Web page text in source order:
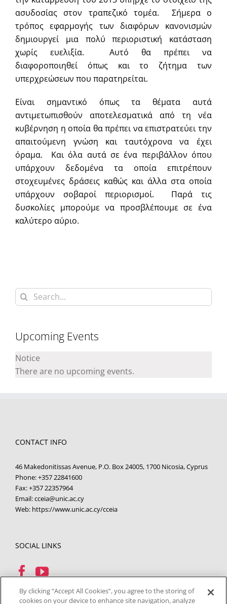
ασυδοσίας στον τραπεζικό τομέα. Σήμερα ο
τρόπος εφαρμογής των διαφόρων κανονισμών
δημιουργεί μια πολύ περιοριστική κατάσταση
χωρίς ευελιξία. Αυτό θα πρέπει να
διαφοροποιηθεί όπως και το ζήτημα των
υπερχρεώσεων που παρατηρείται.
Είναι σημαντικό όπως τα θέματα αυτά
αντιμετωπισθούν αποτελεσματικά από τη νέα
κυβέρνηση η οποία θα πρέπει να επιστρατεύει την
απαιτούμενη γνώση και ταυτόχρονα να έχει
όραμα. Και όλα αυτά σε ένα περιβάλλον όπου
υπάρχουν δεδομένα τα οποία επιτρέπουν
στοχευμένες δράσεις καθώς και άλλα στα οποία
υπάρχουν σοβαροί περιορισμοί. Παρά τις
δυσκολίες μπορούμε να προσβλέπουμε σε ένα
καλύτερο αύριο.
Search
for:
Upcoming Events
Notice
There are no upcoming events.
CONTACT INFO
46 Makedonitissas Avenue, P.O. Box 24005, 1700 Nicosia, Cyprus
Phone:+357 22841600
Fax:+357 22357964
Email:cceia@unic.ac.cy
Web: https://www.unic.ac.cy/cceia
SOCIAL LINKS
By clicking “Accept All Cookies”, you agree to the storing of
cookies on your device to enhance site navigation, analyze